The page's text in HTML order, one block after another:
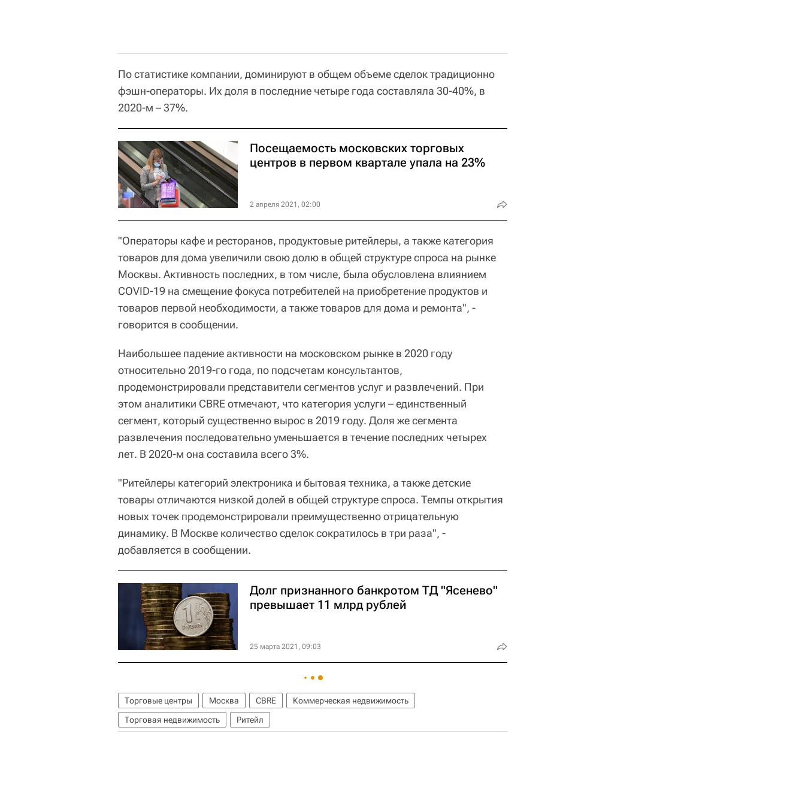
По статистике компании, доминируют в общем объеме сделок традиционно
фэшн-операторы. Их доля в последние четыре года составляла 30-40%, в
2020-м – 37%.
Посещаемость московских торговых
центров в первом квартале упала на 23%
2 апреля 2021, 02:00
"Операторы кафе и ресторанов, продуктовые ритейлеры, а также категория
товаров для дома увеличили свою долю в общей структуре спроса на рынке
Москвы. Активность последних, в том числе, была обусловлена влиянием
COVID-19 на смещение фокуса потребителей на приобретение продуктов и
товаров первой необходимости, а также товаров для дома и ремонта", -
говорится в сообщении.
Наибольшее падение активности на московском рынке в 2020 году
относительно 2019-го года, по подсчетам консультантов,
продемонстрировали представители сегментов услуг и развлечений. При
этом аналитики CBRE отмечают, что категория услуги – единственный
сегмент, который существенно вырос в 2019 году. Доля же сегмента
развлечения последовательно уменьшается в течение последних четырех
лет. В 2020-м она составила всего 3%.
"Ритейлеры категорий электроника и бытовая техника, а также детские
товары отличаются низкой долей в общей структуре спроса. Темпы открытия
новых точек продемонстрировали преимущественно отрицательную
динамику. В Москве количество сделок сократилось в три раза", -
добавляется в сообщении.
Долг признанного банкротом ТД "Ясенево"
превышает 11 млрд рублей
25 марта 2021, 09:03
Торговые центры Москва CBRE
Коммерческая недвижимость
Торговая недвижимость
Ритейл